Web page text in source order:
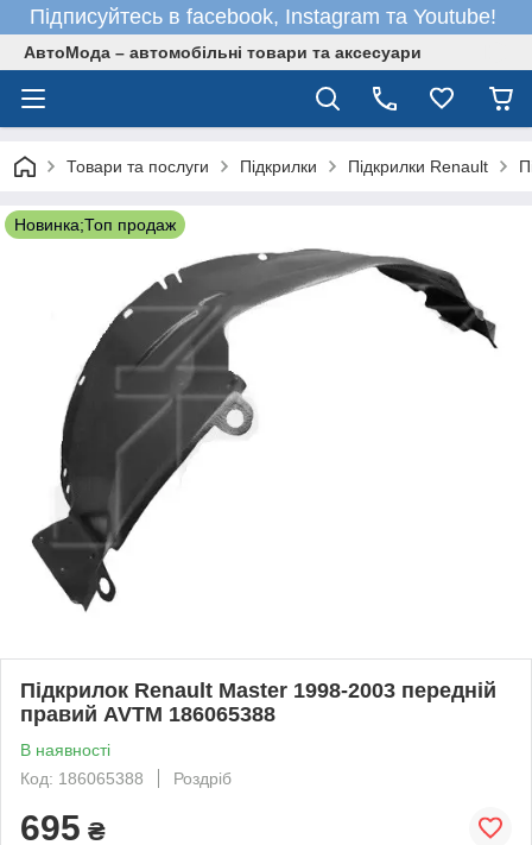
Підписуйтесь в facebook, Instagram та Youtube!
АвтоМода – автомобільні товари та аксесуари
Товари та послуги Підкрилки Підкрилки Renault
Новинка;Топ продаж
Підкрилок Renault Master 1998-2003 передній
правий AVTM 186065388
В наявності
Код: 186065388
Роздріб
695 ₴